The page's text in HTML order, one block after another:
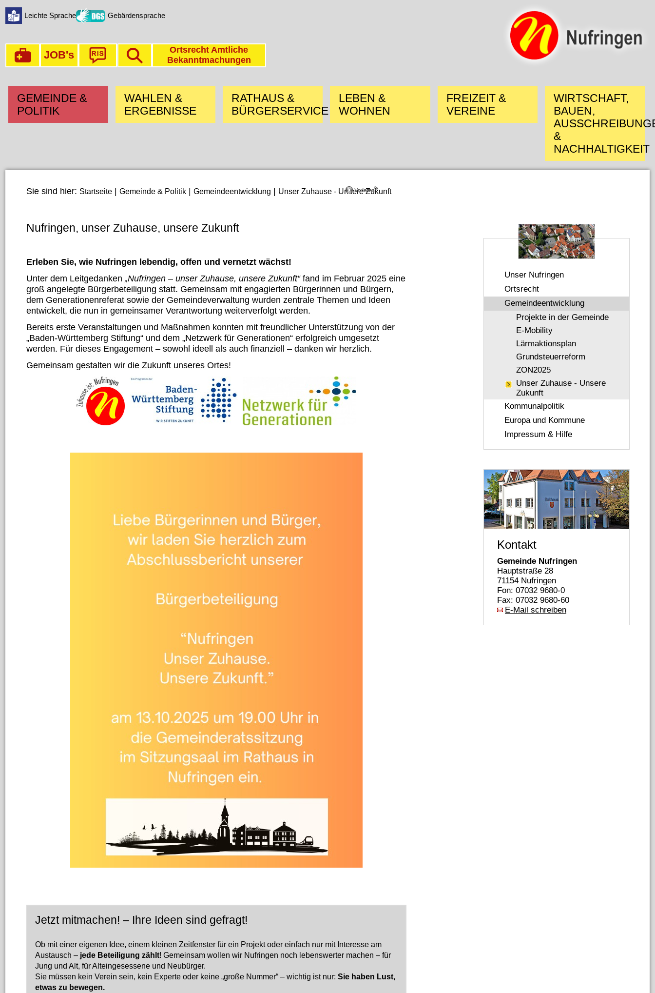
Leichte Sprache Gebärdensprache
JOB's
Ortsrecht Amtliche
Bekanntmachungen
GEMEINDE &
POLITIK
WAHLEN &
ERGEBNISSE
RATHAUS &
BÜRGERSERVICE
LEBEN &
WOHNEN
FREIZEIT &
VEREINE
WIRTSCHAFT,
BAUEN,
&
NACHHALTIGKEIT
Sie sind hier: Startseite |Gemeinde & Politik |Gemeindeentwicklung | Unser Zuhause - Unsere Zukunft
Nufringen, unser Zuhause, unsere Zukunft
Erleben Sie, wie Nufringen lebendig, offen und vernetzt wächst!
Unter dem Leitgedanken„Nufringen – unser Zuhause, unsere Zukunft“fand im Februar 2025 eine
groß angelegte Bürgerbeteiligung statt. Gemeinsam mit engagierten Bürgerinnen und Bürgern,
dem Generationenreferat sowie der Gemeindeverwaltung wurden zentrale Themen und Ideen
entwickelt, die nun in gemeinsamer Verantwortung weiterverfolgt werden.
Bereits erste Veranstaltungen und Maßnahmen konnten mit freundlicher Unterstützung von der
„Baden-Württemberg Stiftung“ und dem „Netzwerk für Generationen“ erfolgreich umgesetzt
werden. Für dieses Engagement – sowohl ideell als auch finanziell – danken wir herzlich.
Gemeinsam gestalten wir die Zukunft unseres Ortes!
Jetzt mitmachen! – Ihre Ideen sind gefragt!
Ob mit einer eigenen Idee, einem kleinen Zeitfenster für ein Projekt oder einfach nur mit Interesse am
Austausch – jede Beteiligung zählt! Gemeinsam wollen wir Nufringen noch lebenswerter machen – für
Jung und Alt, für Alteingesessene und Neubürger.
Sie müssen kein Verein sein, kein Experte oder keine „große Nummer“ – wichtig ist nur: Sie haben Lust,
etwas zu bewegen.
Unser Nufringen
Ortsrecht
Gemeindeentwicklung
Projekte in der Gemeinde
E-Mobility
Lärmaktionsplan
Grundsteuerreform
ZON2025
Unser Zuhause - Unsere
Zukunft
Kommunalpolitik
Europa und Kommune
Impressum & Hilfe
Kontakt
Gemeinde Nufringen
Hauptstraße 28
71154 Nufringen
Fon: 07032 9680-0
Fax: 07032 9680-60
E-Mail schreiben